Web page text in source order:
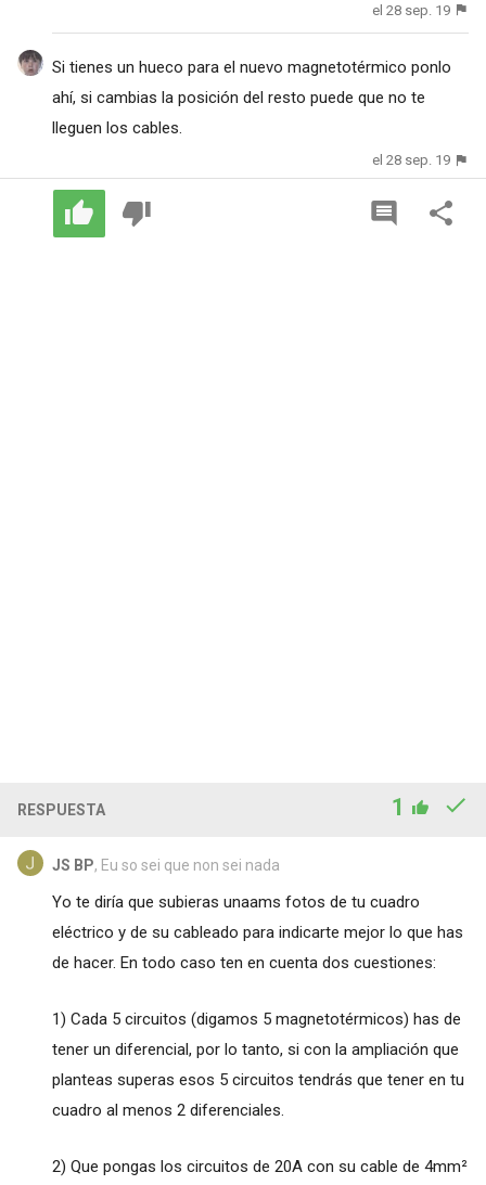
el 28 sep. 19
Si tienes un hueco para el nuevo magnetotérmico ponlo
ahí, si cambias la posición del resto puede que no te
lleguen los cables.
el 28 sep. 19
RESPUESTA 1
JS BP, Eu so sei que non sei nada
Yo te diría que subieras unaams fotos de tu cuadro
eléctrico y de su cableado para indicarte mejor lo que has
de hacer. En todo caso ten en cuenta dos cuestiones:
1) Cada 5 circuitos (digamos 5 magnetotérmicos) has de
tener un diferencial, por lo tanto, si con la ampliación que
planteas superas esos 5 circuitos tendrás que tener en tu
cuadro al menos 2 diferenciales.
2) Que pongas los circuitos de 20A con su cable de 4mm²